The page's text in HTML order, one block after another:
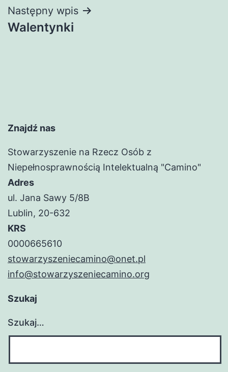
Następny wpis
Walentynki
Znajdź nas
Stowarzyszenie na Rzecz Osób z
Niepełnosprawnością Intelektualną "Camino"
Adres
ul. Jana Sawy 5/8B
Lublin, 20-632
KRS
0000665610
stowarzyszeniecamino@onet.pl
info@stowarzyszeniecamino.org
Szukaj
Szukaj…